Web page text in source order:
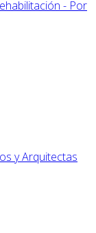
- Por
y Arquitectas